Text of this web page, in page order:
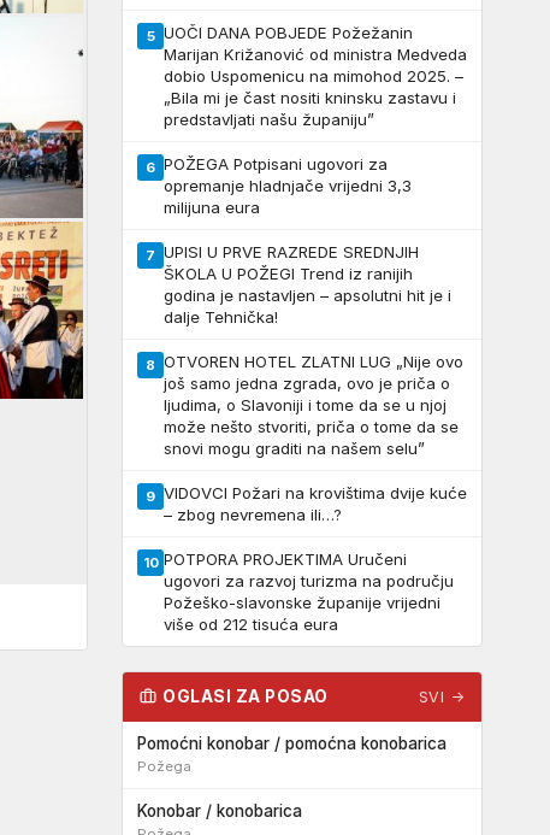
5 UOČI DANA POBJEDE Požežanin
Marijan Križanović od ministra Medveda
dobio Uspomenicu na mimohod 2025. –
„Bila mi je čast nositi kninsku zastavu i
predstavljati našu županiju”
6 POŽEGA Potpisani ugovori za
opremanje hladnjače vrijedni 3,3
milijuna eura
7 UPISI U PRVE RAZREDE SREDNJIH
ŠKOLA U POŽEGI Trend iz ranijih
godina je nastavljen – apsolutni hit je i
dalje Tehnička!
8 OTVOREN HOTEL ZLATNI LUG „Nije ovo
još samo jedna zgrada, ovo je priča o
ljudima, o Slavoniji i tome da se u njoj
može nešto stvoriti, priča o tome da se
snovi mogu graditi na našem selu”
9 VIDOVCI Požari na krovištima dvije kuće
– zbog nevremena ili…?
10 POTPORA PROJEKTIMA Uručeni
ugovori za razvoj turizma na području
Požeško-slavonske županije vrijedni
više od 212 tisuća eura
OGLASI ZA POSAO SVI →
Pomoćni konobar / pomoćna konobarica
Požega
Konobar / konobarica